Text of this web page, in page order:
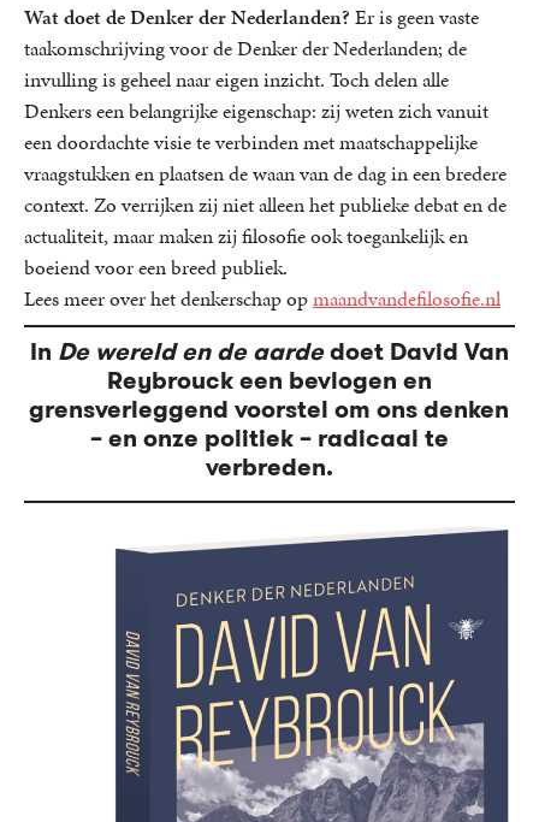
Wat doet de Denker der Nederlanden? Er is geen vaste
taakomschrijving voor de Denker der Nederlanden; de
invulling is geheel naar eigen inzicht. Toch delen alle
Denkers een belangrijke eigenschap: zij weten zich vanuit
een doordachte visie te verbinden met maatschappelijke
vraagstukken en plaatsen de waan van de dag in een bredere
context. Zo verrijken zij niet alleen het publieke debat en de
actualiteit, maar maken zij filosofie ook toegankelijk en
boeiend voor een breed publiek.
Lees meer over het denkerschap opmaandvandefilosofie.nl
In De wereld en de aardedoet David Van
Reybrouck een bevlogen en
grensverleggend voorstel om ons denken
– en onze politiek – radicaal te
verbreden.